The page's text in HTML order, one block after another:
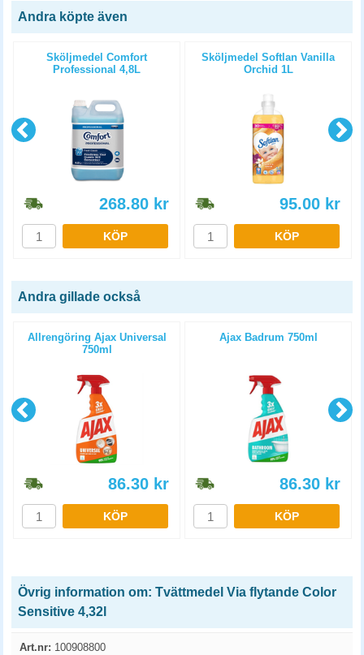
Andra köpte även
Sköljmedel Comfort
Professional 4,8L
268.80 kr
KÖP
Sköljmedel Softlan Vanilla
Orchid 1L
95.00 kr
KÖP
Andra gillade också
Allrengöring Ajax Universal
750ml
86.30 kr
KÖP
Ajax Badrum 750ml
86.30 kr
KÖP
Övrig information om: Tvättmedel Via flytande Color
Sensitive 4,32l
Art.nr: 100908800